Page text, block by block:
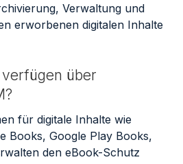
Verwaltung und
erworbenen digitalen Inhalte
über
für digitale Inhalte wie
Books, Google Play Books,
den eBook-Schutz